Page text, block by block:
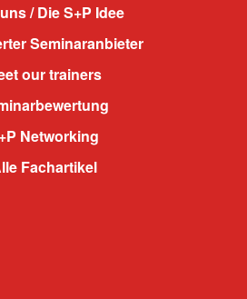
/ Die S+P Idee
Seminaranbieter
our trainers
Networking
Fachartikel